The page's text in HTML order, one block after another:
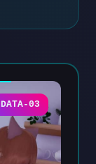
DATA-03